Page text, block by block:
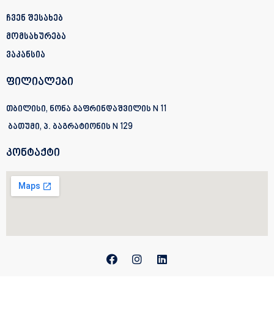
ჩვენ შესახებ
მომსახურება
ვაკანსია
ფილიალები
თბილისი, ნონა გაფრინდაშვილის N 11
ბათუმი, პ. ბაგრატიონის N 129
კონტაქტი